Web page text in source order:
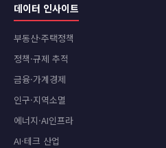
데이터 인사이트
부동산·주택정책
정책·규제 추적
금융·가계경제
인구·지역소멸
에너지·AI인프라
AI·테크 산업